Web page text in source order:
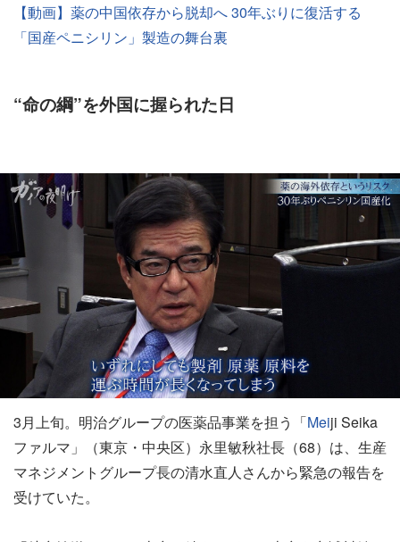
【動画】薬の中国依存から脱却へ 30年ぶりに復活する
「国産ペニシリン」製造の舞台裏
“命の綱”を外国に握られた日
3月上旬。明治グループの医薬品事業を担う「Meiji Seika
ファルマ」（東京・中央区）永里敏秋社長（68）は、生産
マネジメントグループ長の清水直人さんから緊急の報告を
受けていた。